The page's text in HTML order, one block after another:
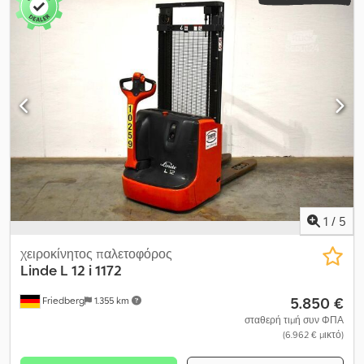
μπαταρίας:
, πλάτος πλαισίου ανυψωτικού:
περονών:
, κενό βάρος:824 κιλ, συνολικό ύψος:
1.720 χιλ. , συνολικό πλάτος:
, - Aquamatic και κυκλοφορία ηλεκτρολύτη
στην μπαταρία - Βύσμα οχήματος MRC 80A Credpfx Ajyv Sfkeclof
- Κάθετη αλλαγή μπαταρίας - Διάφορα, βάση για ρολό μεμβράνης
1030x1000mm - SafetySpeed - Αργή κίνηση - Προστασία ιστού:
Πολυκαρβονικό - Έλεγχος πρόσβασης: LFM go - 24 Volt PzS-EUW
- Σύστημα πλήρωσης 24 Volt Aquamatic - Επιγραφή Linde -
Καλώδιο/βύσμα Flex - Βάση για ρολά μεμβράνης - RAL 2002
κοκκινοπορτοκαλί - Τυπική έκδοση - Προετοιμασία για υγρές
μπαταρίες - LSP 0.6
1 / 5
Friedberg 1.355 km
χειροκίνητος παλετοφόρος
Linde L 12 i 1172
5.850 €
σταθερή τιμή συν ΦΠΑ
(6.962 € μικτό)